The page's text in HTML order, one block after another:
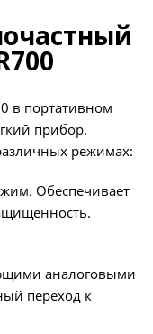
в портативном
прибор.
режимах:
Обеспечивает
аналоговыми
переход к